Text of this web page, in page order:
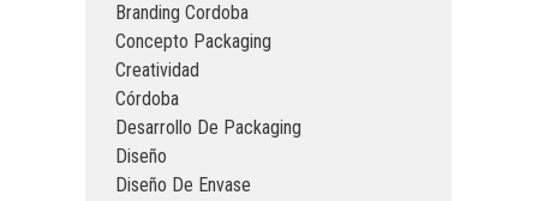
Branding Cordoba
Concepto Packaging
Creatividad
Córdoba
Desarrollo De Packaging
Diseño
Diseño De Envase